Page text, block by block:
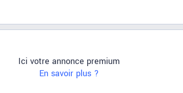
Ici votre annonce premium
En savoir plus ?